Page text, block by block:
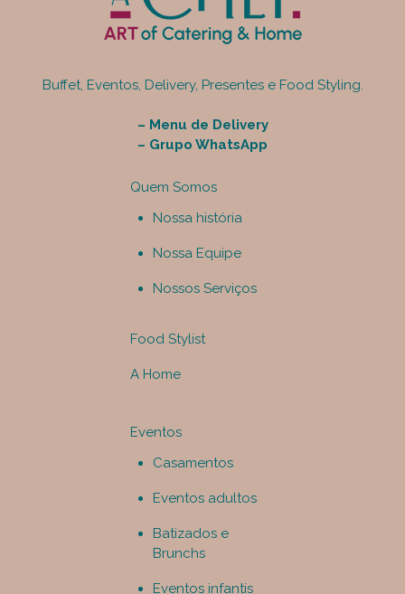
Buffet, Eventos, Delivery, Presentes e Food Styling.
– Menu de Delivery
– Grupo WhatsApp
Quem Somos
Nossa história
Nossa Equipe
Nossos Serviços
Food Stylist
A Home
Eventos
Casamentos
Eventos adultos
Batizados e
Brunchs
Eventos infantis